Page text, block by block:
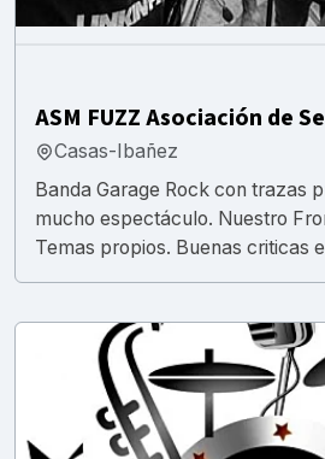
ASM FUZZ Asociación de
Casas-Ibañez
Banda Garage Rock con trazas
mucho espectáculo. Nuestro
Temas propios. Buenas criticas